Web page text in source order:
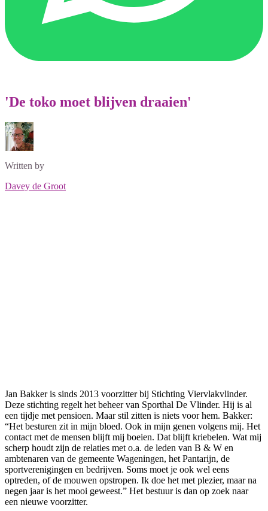
'De toko moet blijven draaien'
Written by
Davey de Groot
Jan Bakker is sinds 2013 voorzitter bij Stichting Viervlakvlinder.
Deze stichting regelt het beheer van Sporthal De Vlinder. Hij is al
een tijdje met pensioen. Maar stil zitten is niets voor hem. Bakker:
“Het besturen zit in mijn bloed. Ook in mijn genen volgens mij. Het
contact met de mensen blijft mij boeien. Dat blijft kriebelen. Wat mij
scherp houdt zijn de relaties met o.a. de leden van B & W en
ambtenaren van de gemeente Wageningen, het Pantarijn, de
sportverenigingen en bedrijven. Soms moet je ook wel eens
optreden, of de mouwen opstropen. Ik doe het met plezier, maar na
negen jaar is het mooi geweest.” Het bestuur is dan op zoek naar
een nieuwe voorzitter.